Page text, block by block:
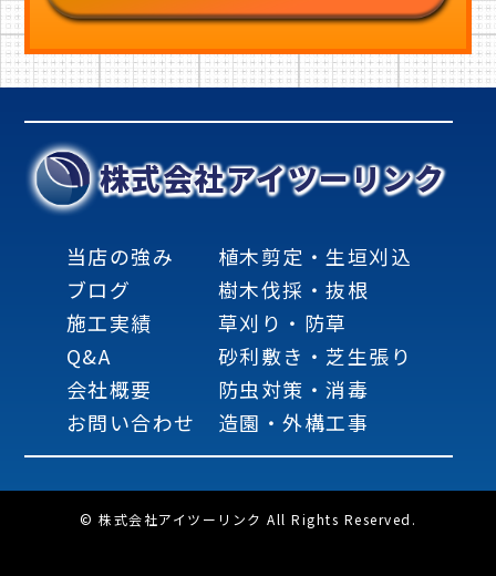
株式会社アイツーリンク
当店の強み
ブログ
施工実績
Q&A
会社概要
お問い合わせ
植木剪定・生垣刈込
樹木伐採・抜根
草刈り・防草
砂利敷き・芝生張り
防虫対策・消毒
造園・外構工事
© 株式会社アイツーリンク All Rights Reserved.